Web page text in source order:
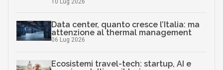
10 Lug 2026
Data center, quanto cresce l’Italia: ma
attenzione al thermal management
06 Lug 2026
Ecosistemi travel-tech: startup, AI e